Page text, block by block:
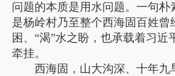
问题的本质是用水问题。一句朴
是杨岭村乃至整个西海固百姓曾
困、“渴”水之盼，也承载着习近
牵挂。
西海固，山大沟深、十年九